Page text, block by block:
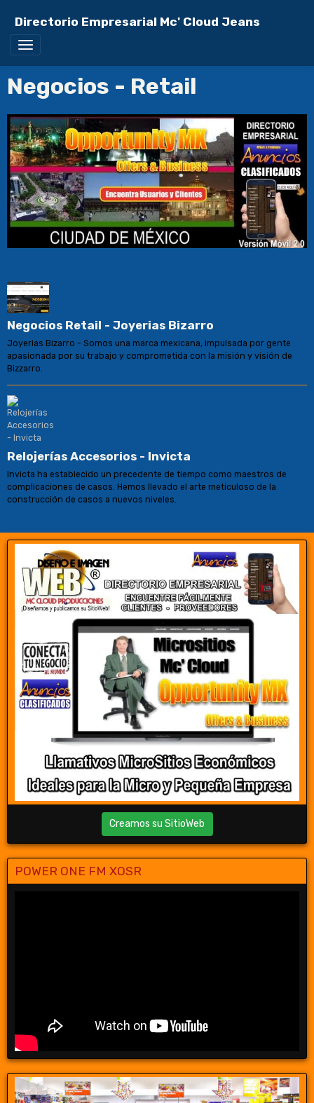
Directorio Empresarial Mc' Cloud Jeans
Negocios - Retail
Negocios Retail - Joyerias Bizarro
Joyerias Bizarro - Somos una marca mexicana, impulsada por gente
apasionada por su trabajo y comprometida con la misión y visión de
Bizzarro.
Relojerías Accesorios - Invicta
Invicta ha establecido un precedente de tiempo como maestros de
complicaciones de casos. Hemos llevado el arte meticuloso de la
construcción de casos a nuevos niveles.
Creamos su SitioWeb
POWER ONE FM XOSR